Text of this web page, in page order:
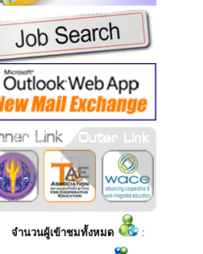
จำนวนผู้เข้าชมทั้งหมด :